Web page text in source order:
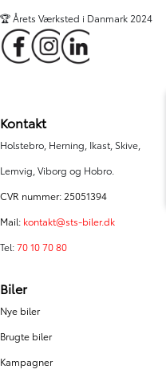
🏆 Årets Værksted i Danmark 2024
Kontakt
Holstebro, Herning, Ikast, Skive,
Lemvig, Viborg og Hobro.
CVR nummer: 25051394
Mail: kontakt@sts-biler.dk
Tel:70 10 70 80
Biler
Nye biler
Brugte biler
Kampagner